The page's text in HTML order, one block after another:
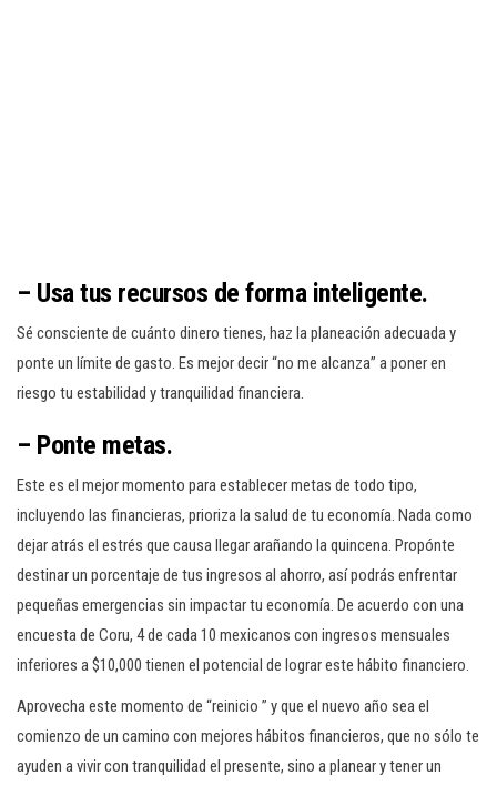
– Usa tus recursos de forma inteligente.
Sé consciente de cuánto dinero tienes, haz la planeación adecuada y
ponte un límite de gasto. Es mejor decir “no me alcanza” a poner en
riesgo tu estabilidad y tranquilidad financiera.
– Ponte metas.
Este es el mejor momento para establecer metas de todo tipo,
incluyendo las financieras, prioriza la salud de tu economía. Nada como
dejar atrás el estrés que causa llegar arañando la quincena. Propónte
destinar un porcentaje de tus ingresos al ahorro, así podrás enfrentar
pequeñas emergencias sin impactar tu economía. De acuerdo con una
encuesta de Coru, 4 de cada 10 mexicanos con ingresos mensuales
inferiores a $10,000 tienen el potencial de lograr este hábito financiero.
Aprovecha este momento de “reinicio ” y que el nuevo año sea el
comienzo de un camino con mejores hábitos financieros, que no sólo te
ayuden a vivir con tranquilidad el presente, sino a planear y tener un